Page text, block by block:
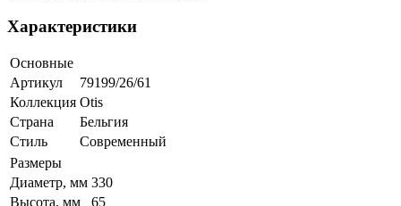
Характеристики
Основные
Артикул
79199/26/61
Коллекция Otis
Страна
Бельгия
Стиль
Современный
Размеры
Диаметр, мм 330
Высота, мм
65